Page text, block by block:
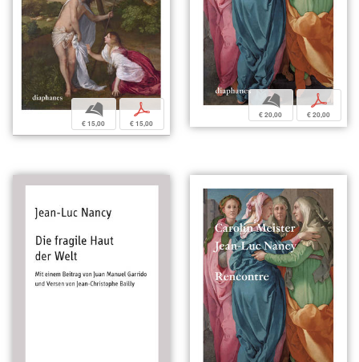
b
€ 15,00
p
€ 15,00
b
€ 20,00
p
€ 20,00